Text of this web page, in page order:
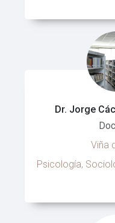
Dr. Jorge
Viña
Psicología,